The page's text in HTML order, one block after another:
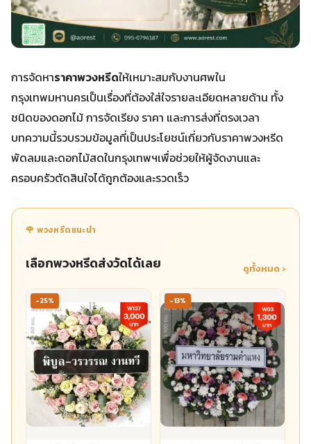
การจัดหาราคาพวงหรีดให้เหมาะสมกับงานศพใน
กรุงเทพมหานครเป็นเรื่องที่ต้องใส่ใจรายละเอียดหลายด้าน ทั้ง
ชนิดของดอกไม้ การจัดเรียง ราคา และการส่งที่ตรงเวลา
บทความนี้รวบรวมข้อมูลที่เป็นประโยชน์เกี่ยวกับราคาพวงหรีด
พัดลมและดอกไม้สดในกรุงเทพฯเพื่อช่วยให้ผู้จัดงานและ
ครอบครัวตัดสินใจได้ถูกต้องและรวดเร็ว
🌹 พวงหรีดแนะนำ
เลือกพวงหรีดส่งวัดได้เลย ดูทั้งหมด ›
-25% -13%